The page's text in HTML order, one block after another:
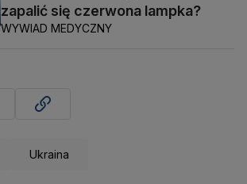
zapalić się czerwona lampka?
WYWIAD MEDYCZNY
Ukraina